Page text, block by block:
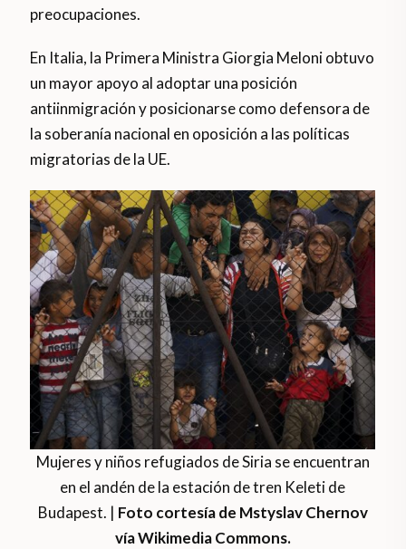
preocupaciones.
En Italia, la Primera Ministra Giorgia Meloni obtuvo
un mayor apoyo al adoptar una posición
antiinmigración y posicionarse como defensora de
la soberanía nacional en oposición a las políticas
migratorias de la UE.
Mujeres y niños refugiados de Siria se encuentran
en el andén de la estación de tren Keleti de
Budapest. | Foto cortesía de Mstyslav Chernov
vía Wikimedia Commons.